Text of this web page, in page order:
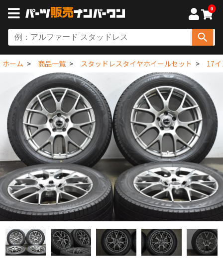
0
ホーム 商品一覧 スタッドレスタイヤホイールセット 17